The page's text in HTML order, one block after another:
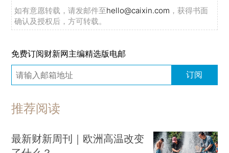
如有意愿转载，请发邮件至hello@caixin.com ，获得书面
确认及授权后，方可转载。
免费订阅财新网主编精选版电邮
订阅
推荐阅读
最新财新周刊｜欧洲高温改变